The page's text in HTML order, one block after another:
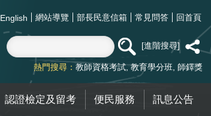
English 網站導覽 部長民意信箱 常見問答 回首頁
進階搜尋
熱門搜尋： 教師資格考試 教育學分班 師鐸獎
認證檢定及留考 便民服務 訊息公告